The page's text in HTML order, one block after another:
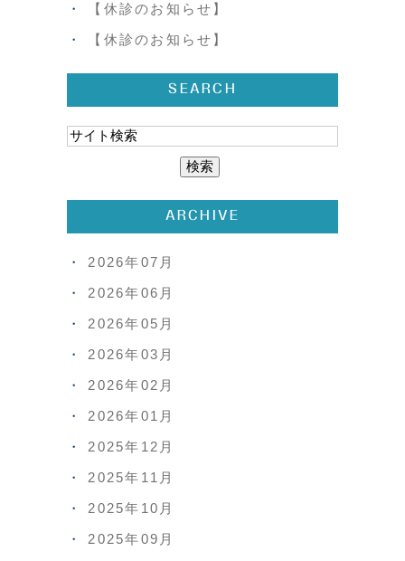
【休診のお知らせ】
【休診のお知らせ】
SEARCH
ARCHIVE
2026年07月
2026年06月
2026年05月
2026年03月
2026年02月
2026年01月
2025年12月
2025年11月
2025年10月
2025年09月